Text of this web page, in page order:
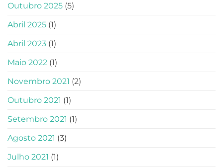
Outubro 2025 (5)
Abril 2025 (1)
Abril 2023 (1)
Maio 2022 (1)
Novembro 2021 (2)
Outubro 2021 (1)
Setembro 2021 (1)
Agosto 2021 (3)
Julho 2021 (1)